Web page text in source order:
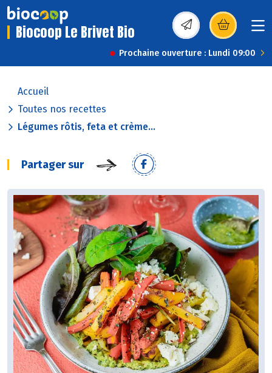
Biocoop Le Brivet Bio (s’ouvre dans une
Prochaine ouverture : Lundi 09:00
Accueil
Toutes nos recettes
Légumes rôtis, feta et crème...
Partager sur